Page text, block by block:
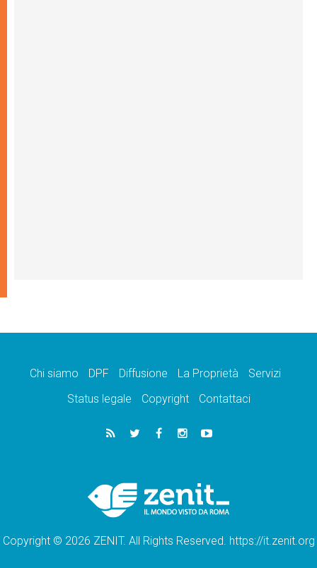
Chi siamo DPF Diffusione La Proprietà
Servizi
Status legale
Copyright Contattaci
Copyright © 2026 ZENIT. All Rights Reserved. https://it.zenit.org